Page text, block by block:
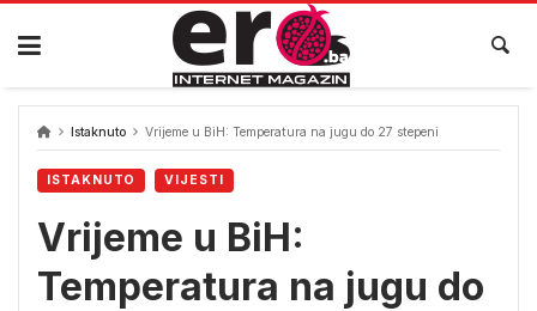
Skip
content
Istaknuto Vrijeme u BiH: Temperatura na jugu do 27 stepeni
ISTAKNUTO VIJESTI
Vrijeme u BiH:
Temperatura na jugu do